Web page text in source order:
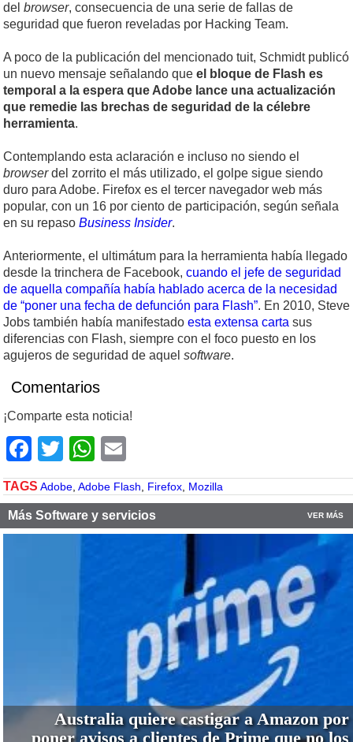
del browser, consecuencia de una serie de fallas de
seguridad que fueron reveladas por Hacking Team.
A poco de la publicación del mencionado tuit, Schmidt publicó
un nuevo mensaje señalando que el bloque de Flash es
temporal a la espera que Adobe lance una actualización
que remedie las brechas de seguridad de la célebre
herramienta.
Contemplando esta aclaración e incluso no siendo el
browserdel zorrito el más utilizado, el golpe sigue siendo
duro para Adobe. Firefox es el tercer navegador web más
popular, con un 16 por ciento de participación, según señala
en su repaso Business Insider.
Anteriormente, el ultimátum para la herramienta había llegado
desde la trinchera de Facebook, cuando el jefe de seguridad
de aquella compañía había hablado acerca de la necesidad
de “poner una fecha de defunción para Flash”. En 2010, Steve
Jobs también había manifestado esta extensa carta sus
diferencias con Flash, siempre con el foco puesto en los
agujeros de seguridad de aquel software.
Comentarios
¡Comparte esta noticia!
Facebook
TwitterWhatsApp
TAGS Adobe, Adobe Flash, Firefox, Mozilla
Más Software y servicios VER MÁS
Australia quiere castigar a Amazon por
poner avisos a clientes de Prime que no los